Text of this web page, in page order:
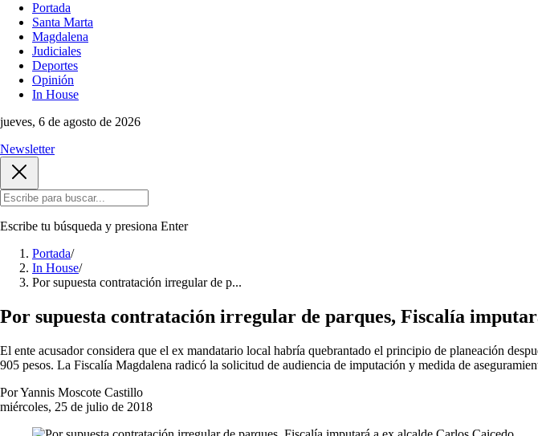
Portada
Santa Marta
Magdalena
Judiciales
Deportes
Opinión
In House
jueves, 6 de agosto de 2026
Newsletter
Escribe tu búsqueda y presiona Enter
Portada/
In House/
Por supuesta contratación irregular de p...
Por supuesta contratación irregular de parques, Fiscalía
El ente acusador considera que el ex mandatario local habría quebrantado el principio de planeación
905 pesos. La Fiscalía Magdalena radicó la solicitud de audiencia de imputación y medida de
Por Yannis Moscote Castillo
miércoles, 25 de julio de 2018